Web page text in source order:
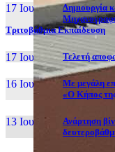
17 Ιουν, 26
Δημιουργία
Τριτοβάθμια Εκπαίδευση
17 Ιουν, 26 Τελετή
16 Ιουν, 26
Με μεγάλη
«Ο Κήπος
13 Ιουν, 26
Ανάρτηση